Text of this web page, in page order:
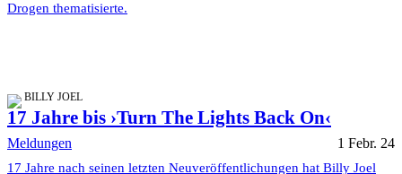
Drogen thematisierte.
BILLY JOEL
17 Jahre bis ›Turn The Lights Back On‹
Meldungen 1 Febr. 24
17 Jahre nach seinen letzten Neuveröffentlichungen hat Billy Joel